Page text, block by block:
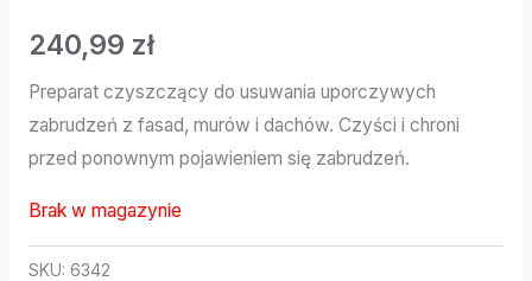
240,99 zł
Preparat czyszczący do usuwania uporczywych
zabrudzeń z fasad, murów i dachów. Czyści i chroni
przed ponownym pojawieniem się zabrudzeń.
Brak w magazynie
SKU: 6342